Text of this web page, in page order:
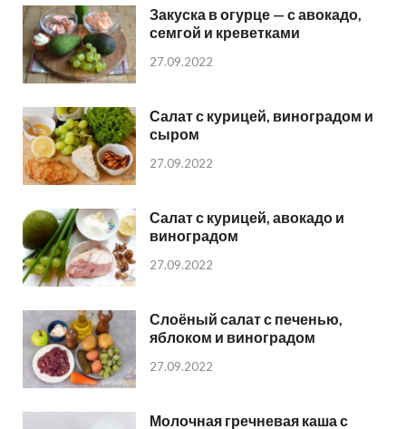
Закуска в огурце — с авокадо,
семгой и креветками
27.09.2022
Салат с курицей, виноградом и
сыром
27.09.2022
Салат с курицей, авокадо и
виноградом
27.09.2022
Слоёный салат с печенью,
яблоком и виноградом
27.09.2022
Молочная гречневая каша с